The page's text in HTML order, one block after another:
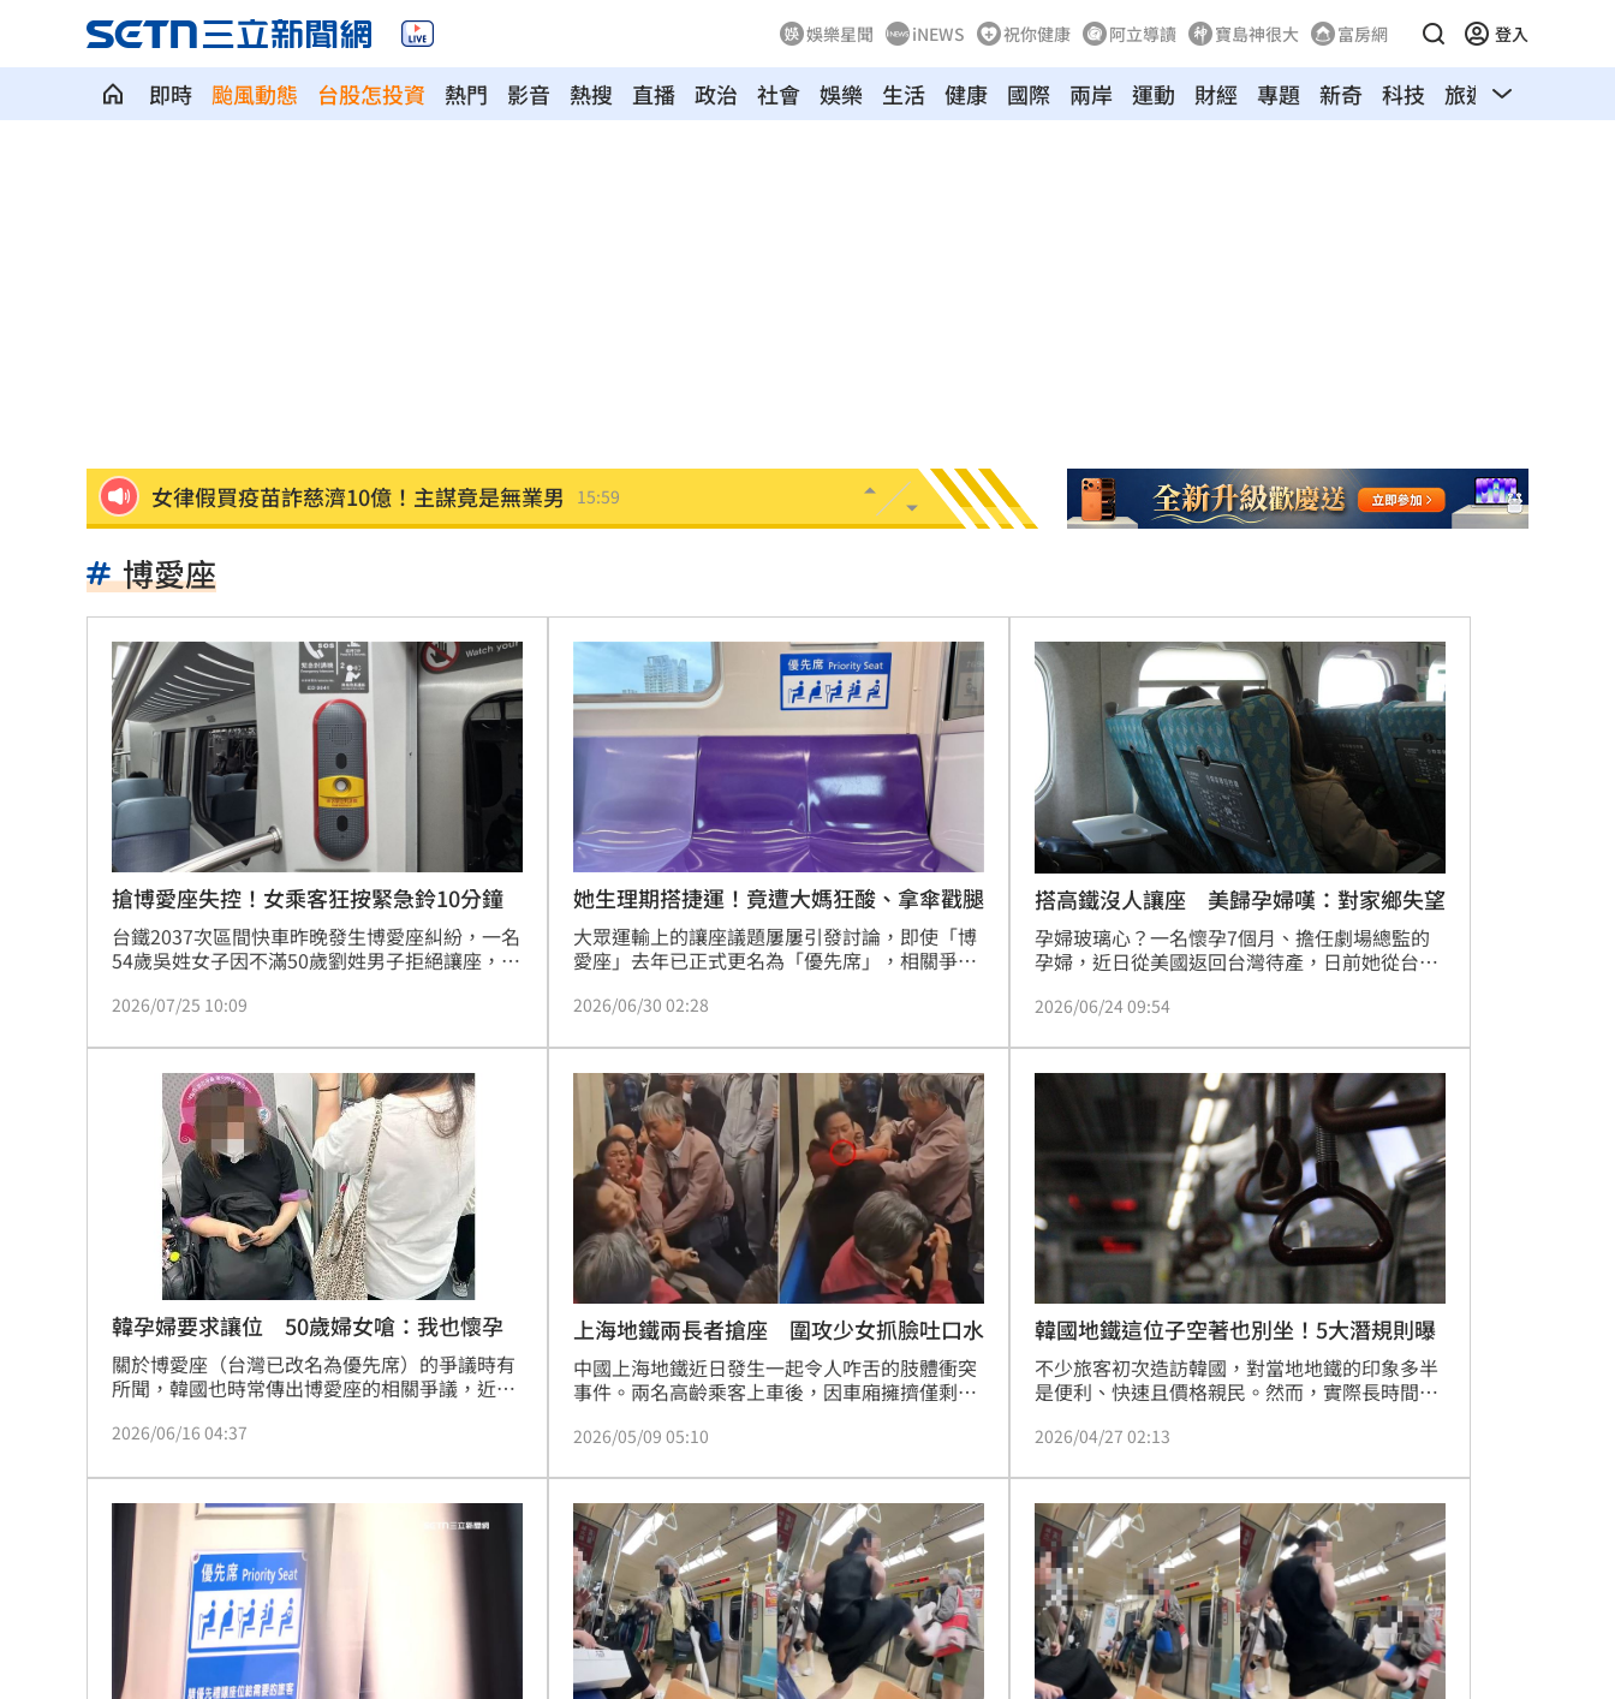
娛樂星聞 iNEWS 祝你健康 阿立導讀 寶島神很大 富房網 登入
即時 颱風動態 台股怎投資 熱門 影音 熱搜 直播 政治 社會 娛樂 生活 健康 國際 兩岸 運動 財經 專題 新奇 科技 旅遊 汽車
胡瓜保險箱百萬現金消失 鬆口驚人內幕 15:59
上班遲到1分鐘被迫請假1hr 律師：已觸法
白海豚逼近「會發陸警」？氣象署最新說明
路邊長樹藤釀禍！騎士慘勾摔車「臉掛彩」
台中社宅文宣驚見中國國徽 林楚茵轟這句 15:52
談中聯風波 蘇南維:靠近選舉怎麼講都失焦
每投1元創1.8倍影響 凱基金永續布局結果 15:50
羅志祥談偶像飯撒互動 認了：開心最重要 15:49
台灣地震97％是這2種 氣象署認證破壞力大 15:47
AIT推韌性台灣系列文 首波聚焦災害管理 15:46
曾經歷合約糾紛 THE BOYZ確定9人續約 15:43
新／大雷雨開轟「2縣市」 示警區域出爐 15:42
蛋量慘掉2成！專家曝恐缺到「這月份」 15:41
3歲童吃火鍋打翻燙傷！母告負責人結局曝 15:38
台灣彩券開獎直播中 20:31
LIVE三立+24小時直播 15:27
三立iNEWS新聞台線上直播 18:00
市場到酒場料理！可果美蕃茄醬創無限可能 12:00
油品食安事件引關注 挑選保健食品要注意 13:00
罕病博士彭士齊 輪椅上的生命覺醒！
酷澎「爸氣父親節」國際官方品牌齊聚
博愛座
搶博愛座失控！女乘客狂按緊急鈴10分鐘
台鐵2037次區間快車昨晚發生博愛座糾紛，一名
54歲吳姓女子因不滿50歲劉姓男子拒絕讓座，雙
狂按車廂內的乘客緊急對講機，刺耳警鈴聲持續
趕抵現場，確認雙方無肢體衝突且皆不提告，但
吳女濫用緊急設備的行為已引發關注。根據鐵路
法規定，任意操作緊急裝置可處新台幣1萬元以
上、100萬元以下罰鍰，警方後續將依法調查釐
清並追究其行政責任，以維護大眾乘車秩序與安
2026/07/25 10:09
她生理期搭捷運！竟遭大媽狂酸、拿傘戳腿
大眾運輸上的讓座議題屢屢引發討論，即使「博
愛座」去年已正式更名為「優先席」，相關爭議
經歷，表示自己因生理期身體不適坐在一般座
腿部，讓她相當無奈。貼文曝光後，引起網友熱
議，許多人更發現，婦人對面其實就有空著的優
先席。
2026/06/30 02:28
搭高鐵沒人讓座 美歸孕婦嘆：對家鄉失望
孕婦玻璃心？一名懷孕7個月、擔任劇場總監的
孕婦，近日從美國返回台灣待產，日前她從台南
座也滿座，她只能挺著孕肚和丈夫坐在走道，但
旁卻沒人讓座」，直呼對家鄉人民失望。影片在
社群平台上瘋傳引發熱議後，該名孕婦雖然刪
文、鎖帳號，但仍被網友備份，引發眾怒。
2026/06/24 09:54
韓孕婦要求讓位 50歲婦女嗆：我也懷孕
關於博愛座（台灣已改名為優先席）的爭議時有
所聞，韓國也時常傳出博愛座的相關爭議，近日
人讓座，結果被對方以「我也懷孕了」為理由拒
2026/06/16 04:37
上海地鐵兩長者搶座 圍攻少女抓臉吐口水
中國上海地鐵近日發生一起令人咋舌的肢體衝突
事件。兩名高齡乘客上車後，因車廂擁擠僅剩一
年輕女乘客起身讓位。儘管該名女子當時正值生
燃了兩名長者的怒火。雙方起了口角爭執，兩名
老人不顧公共空間秩序，當眾對少女展開肢體圍
攻，火爆場面被一旁乘客拍下後上傳社群平台，
引發社會關注。
2026/05/09 05:10
韓國地鐵這位子空著也別坐！5大潛規則曝
不少旅客初次造訪韓國，對當地地鐵的印象多半
是便利、快速且價格親民。然而，實際長時間使
在不少「不成文的潛規則」，若不小心踩雷，雖
目。
2026/04/27 02:13